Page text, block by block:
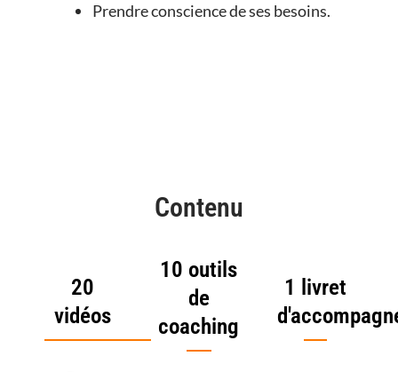
Prendre conscience de ses besoins.
Contenu
20
vidéos
10 outils
de
coaching
1 livret